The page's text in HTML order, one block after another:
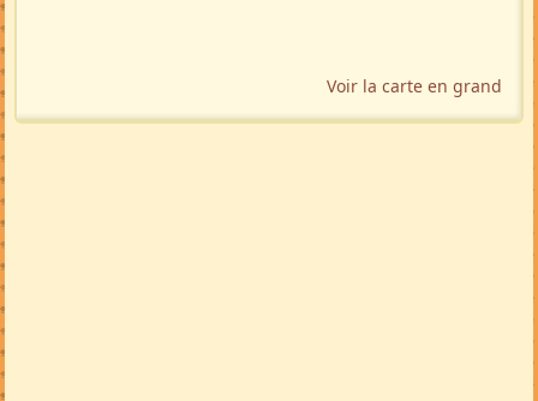
Voir la carte en grand